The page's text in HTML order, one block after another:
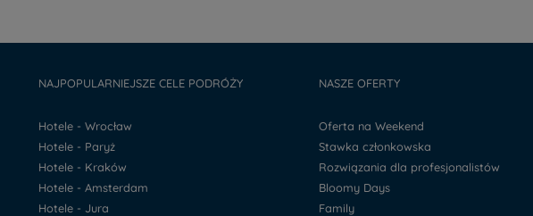
NAJPOPULARNIEJSZE CELE PODRÓŻY
Hotele - Wrocław
Hotele - Paryż
Hotele - Kraków
Hotele - Amsterdam
Hotele - Jura
NASZE OFERTY
Oferta na Weekend
Stawka członkowska
Rozwiązania dla profesjonalistów
Bloomy Days
Family